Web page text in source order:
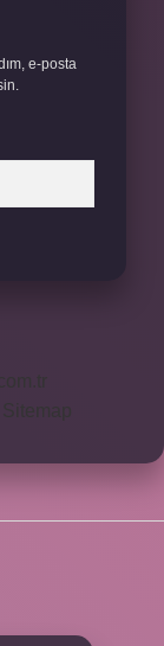
e-posta